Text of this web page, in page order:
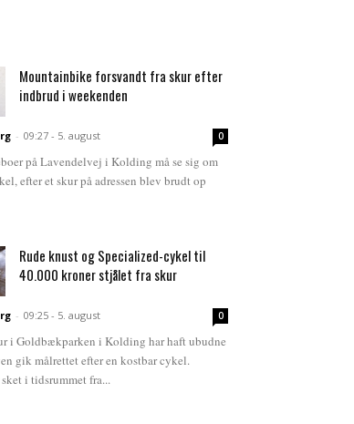
Mountainbike forsvandt fra skur efter
indbrud i weekenden
- 09:27 - 5. august 0
på Lavendelvej i Kolding må se sig om
efter et skur på adressen blev brudt op
Rude knust og Specialized-cykel til
40.000 kroner stjålet fra skur
- 09:25 - 5. august 0
i Goldbækparken i Kolding har haft ubudne
gik målrettet efter en kostbar cykel.
i tidsrummet fra...